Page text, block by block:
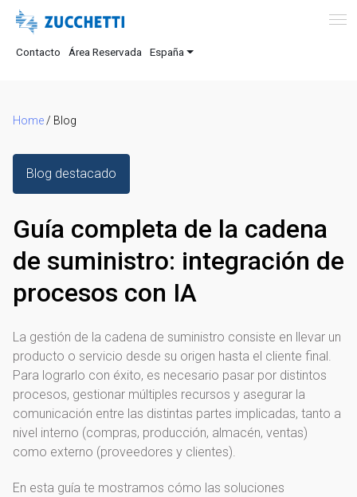
Contacto Área Reservada España
Home / Blog
Blog destacado
Guía completa de la cadena
de suministro: integración de
procesos con IA
La gestión de la cadena de suministro consiste en llevar un
producto o servicio desde su origen hasta el cliente final.
Para lograrlo con éxito, es necesario pasar por distintos
procesos, gestionar múltiples recursos y asegurar la
comunicación entre las distintas partes implicadas, tanto a
nivel interno (compras, producción, almacén, ventas)
como externo (proveedores y clientes).
En esta guía te mostramos cómo las soluciones